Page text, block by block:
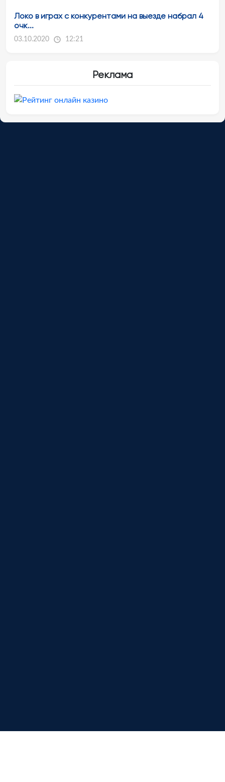
Локо в играх с конкурентами на выезде набрал 4
очк...
03.10.2020 12:21
Реклама